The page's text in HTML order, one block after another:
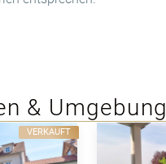
& Umgebung
VERKAUFT